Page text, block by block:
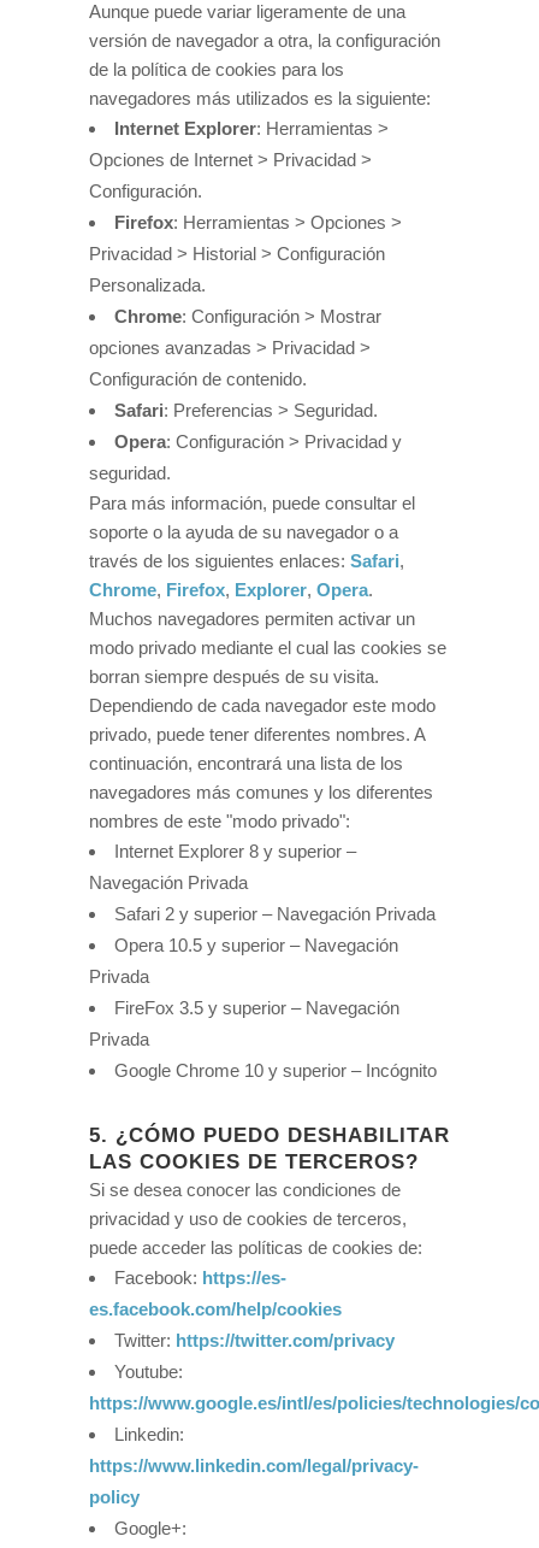
Aunque puede variar ligeramente de una
versión de navegador a otra, la configuración
de la política de cookies para los
navegadores más utilizados es la siguiente:
Internet Explorer: Herramientas >
Opciones de Internet > Privacidad >
Configuración.
Firefox: Herramientas > Opciones >
Privacidad > Historial > Configuración
Personalizada.
Chrome: Configuración > Mostrar
opciones avanzadas > Privacidad >
Configuración de contenido.
Safari: Preferencias > Seguridad.
Opera: Configuración > Privacidad y
seguridad.
Para más información, puede consultar el
soporte o la ayuda de su navegador o a
través de los siguientes enlaces: Safari,
Chrome, Firefox, Explorer, Opera.
Muchos navegadores permiten activar un
modo privado mediante el cual las cookies se
borran siempre después de su visita.
Dependiendo de cada navegador este modo
privado, puede tener diferentes nombres. A
continuación, encontrará una lista de los
navegadores más comunes y los diferentes
nombres de este "modo privado":
Internet Explorer 8 y superior –
Navegación Privada
Safari 2 y superior – Navegación Privada
Opera 10.5 y superior – Navegación
Privada
FireFox 3.5 y superior – Navegación
Privada
Google Chrome 10 y superior – Incógnito
5. ¿CÓMO PUEDO DESHABILITAR
LAS COOKIES DE TERCEROS?
Si se desea conocer las condiciones de
privacidad y uso de cookies de terceros,
puede acceder las políticas de cookies de:
Facebook: https://es-
es.facebook.com/help/cookies
Twitter: https://twitter.com/privacy
Youtube:
https://www.google.es/intl/es/policies/technologies/
Linkedin:
https://www.linkedin.com/legal/privacy-
policy
Google+: